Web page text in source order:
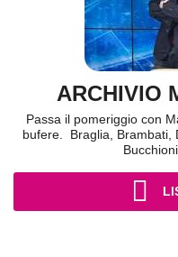
ARCHIVIO
Passa il pomeriggio con
bufere. Braglia, Brambati,